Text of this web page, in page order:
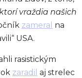
vraždia našich
zameral na
USA.
rasistickým
zaradil aj strelec